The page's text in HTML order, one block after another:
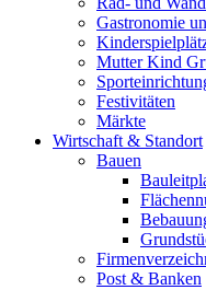
Gastronomie
Mutter Kind
Festivitäten
Märkte
Wirtschaft & Standort
Bauen
Post & Banken